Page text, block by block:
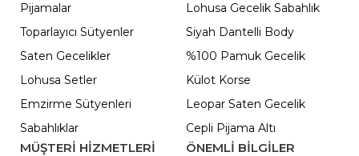
Pijamalar
Toparlayıcı Sütyenler
Saten Gecelikler
Lohusa Setler
Emzirme Sütyenleri
Sabahlıklar
Lohusa Gecelik Sabahlık
Siyah Dantelli Body
%100 Pamuk Gecelik
Külot Korse
Leopar Saten Gecelik
Cepli Pijama Altı
MÜŞTERİ HİZMETLERİ ÖNEMLI BILGILER